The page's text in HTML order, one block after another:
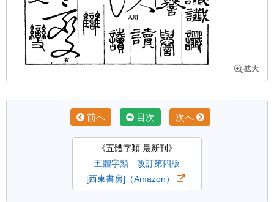
前へ 目次 次へ
《五體字類 最新刊》
五體字類 改訂第四版
[西東書房]（Amazon）